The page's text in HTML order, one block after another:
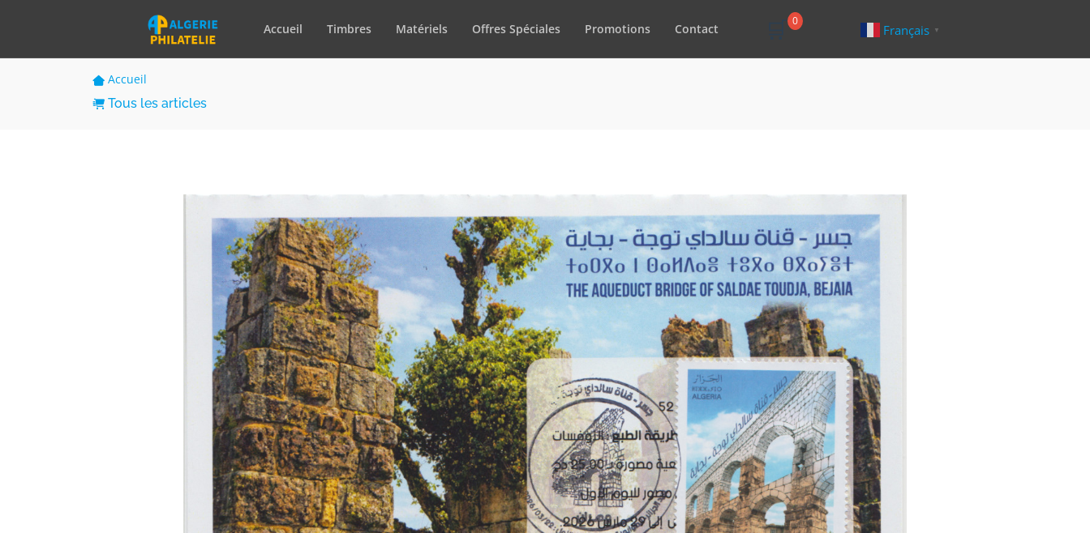
Accueil Timbres Matériels Offres Spéciales Promotions Contact 🛒 0
Français ▼
Accueil
Tous les articles